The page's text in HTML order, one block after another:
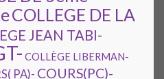
COLLEGE DE LA
JEAN TABI-
COLLÈGE LIBERMAN-
PA)- COURS(PC)-